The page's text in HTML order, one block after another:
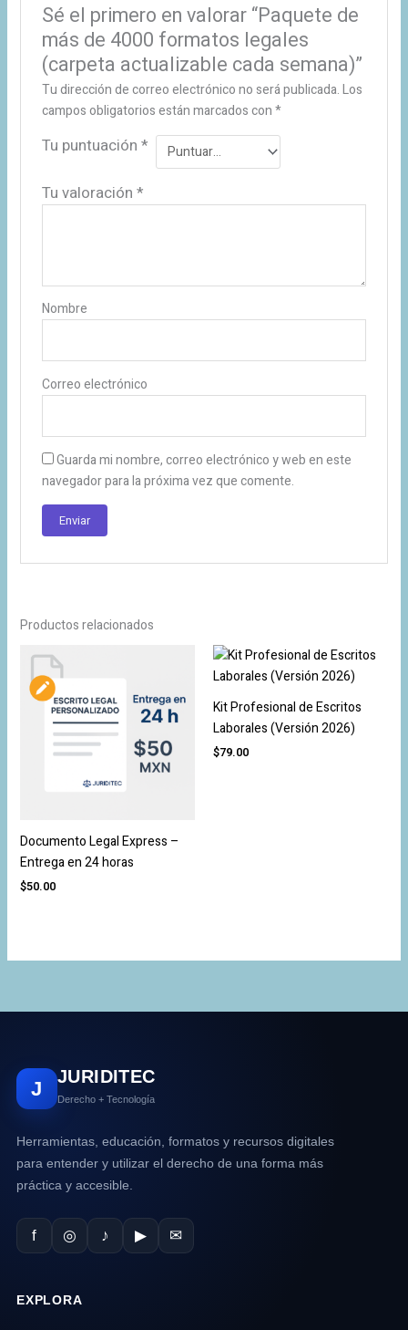
Sé el primero en valorar “Paquete de
más de 4000 formatos legales
(carpeta actualizable cada semana)”
Tu dirección de correo electrónico no será publicada.Los
campos obligatorios están marcados con*
Tu puntuación *
Tu valoración *
Nombre
Correo electrónico
Guarda mi nombre, correo electrónico y web en este
navegador para la próxima vez que comente.
Productos relacionados
Documento Legal Express –
Entrega en 24 horas
$50.00
Kit Profesional de Escritos
Laborales (Versión 2026)
$79.00
J
JURIDITEC
Derecho + Tecnología
Herramientas, educación, formatos y recursos digitales
para entender y utilizar el derecho de una forma más
práctica y accesible.
f ◎ ♪ ▶ ✉
EXPLORA